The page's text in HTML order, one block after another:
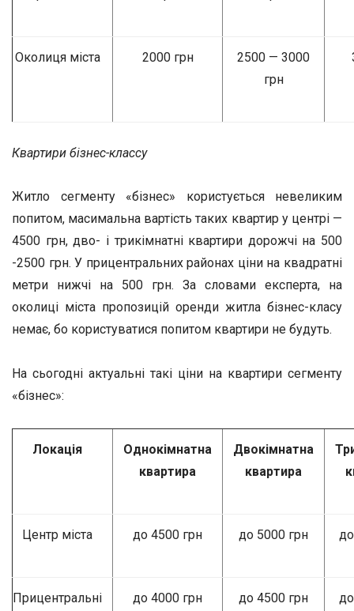
Околиця міста 2000 грн
2500 — 3000
грн
Квартири бізнес-классу
Житло сегменту «бізнес» користується невеликим
попитом, масимальна вартість таких квартир у центрі —
4500 грн, дво- і трикімнатні квартири дорожчі на 500
-2500 грн. У прицентральних районах ціни на квадратні
метри нижчі на 500 грн. За словами експерта, на
околиці міста пропозицій оренди житла бізнес-класу
немає, бо користуватися попитом квартири не будуть.
На сьогодні актуальні такі ціни на квартири сегменту
«бізнес»:
Локація
Однокімнатна
квартира
Двокімнатна
квартира
Центр міста до 4500 грн до 5000 грн
Прицентральні
до 4000 грн до 4500 грн